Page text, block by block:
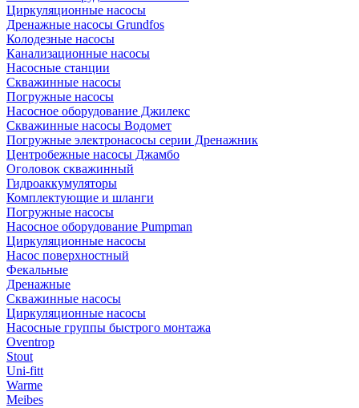
Циркуляционные насосы
Дренажные насосы Grundfos
Колодезные насосы
Канализационные насосы
Насосные станции
Скважинные насосы
Погружные насосы
Насосное оборудование Джилекс
Скважинные насосы Водомет
Погружные электронасосы серии Дренажник
Центробежные насосы Джамбо
Оголовок скважинный
Гидроаккумуляторы
Комплектующие и шланги
Погружные насосы
Насосное оборудование Pumpman
Циркуляционные насосы
Насос поверхностный
Фекальные
Дренажные
Скважинные насосы
Циркуляционные насосы
Насосные группы быстрого монтажа
Oventrop
Stout
Uni-fitt
Warme
Meibes